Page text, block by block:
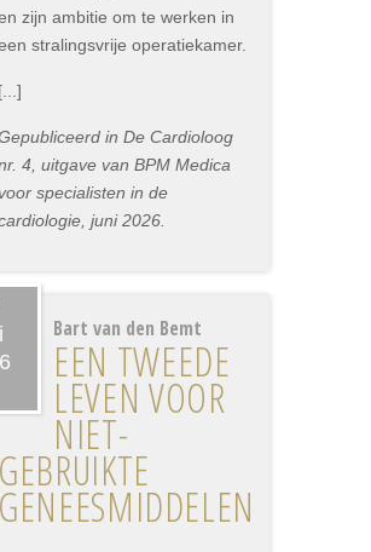
zijn ambitie om te werken in
stralingsvrije operatiekamer.
[...]
in De Cardioloog
4, uitgave van BPM Medica
voor specialisten in de
juni 2026.
Bart van den Bemt
EEN TWEEDE
LEVEN VOOR
NIET-
GEBRUIKTE
GENEESMIDDELEN